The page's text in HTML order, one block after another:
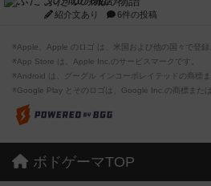
紹介文あり 6件の投稿
※Apple、Apple のロゴ は、米国および他の国々で登録
※App Store は、Apple Inc.のサービスマークです。
※Android は、グーグル インコーポレイテッドの商標ま
※Google Play とそのロゴは、Google Inc.の商標または
ボドゲーマTOP